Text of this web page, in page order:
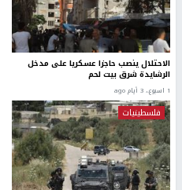
الاحتلال ينصب حاجزا عسكريا على مدخل
الرشايدة شرق بيت لحم
1 اسبوع.، 3 أيام ago
فلسطينيات